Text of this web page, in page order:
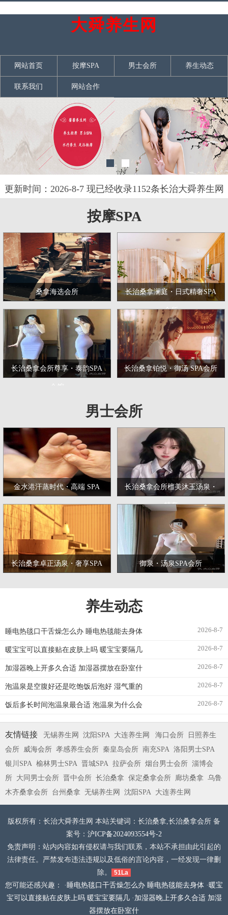
大舜养生网
网站首页 按摩SPA 男士会所 养生动态
联系我们 网站合作
更新时间：2026-8-7 现已经收录1152条长治大舜养生网
信息
按摩SPA
桑拿海选会所 长治桑拿澜庭・日式精奢SPA
会所
长治桑拿会所尊享・泰韵SPA
会馆
长治桑拿铂悦・御汤 SPA会所
男士会所
金水港汗蒸时代・高端 SPA 长治桑拿会所檀美沐玉汤泉・
精奢
长治桑拿卓正汤泉・奢享SPA 御泉・汤泉SPA会所
养生动态
2026-8-7
睡电热毯口干舌燥怎么办 睡电热毯能去身体
2026-8-7
暖宝宝可以直接贴在皮肤上吗 暖宝宝要隔几
2026-8-7
加湿器晚上开多久合适 加湿器摆放在卧室什
2026-8-7
泡温泉是空腹好还是吃饱饭后泡好 湿气重的
2026-8-7
饭后多长时间泡温泉最合适 泡温泉为什么会
友情链接 无锡养生网 沈阳SPA 大连养生网 海口会所
日照养生
会所 威海会所 孝感养生会所 秦皇岛会所 南充SPA 洛阳男士SPA
银川SPA 榆林男士SPA 晋城SPA 拉萨会所 烟台男士会所 淄博会
所 大同男士会所 晋中会所 长治桑拿 保定桑拿会所 廊坊桑拿 乌鲁
木齐桑拿会所 台州桑拿 无锡养生网 沈阳SPA 大连养生网
版权所有：长治大舜养生网 本站关键词：长治桑拿,长治桑拿会所 备
案号： 沪ICP备2024093554号-2
免责声明：站内内容如有侵权请与我们联系，本站不承担由此引起的
法律责任。严禁发布违法违规以及低俗的言论内容，一经发现一律删
除。
51La
您可能还感兴趣： · 睡电热毯口干舌燥怎么办 睡电热毯能去身体 ·暖宝
宝可以直接贴在皮肤上吗 暖宝宝要隔几· 加湿器晚上开多久合适 加湿
器摆放在卧室什